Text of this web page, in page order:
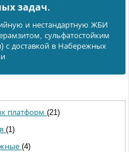
задач.
и нестандартную ЖБИ
сульфатостойким
с доставкой в Набережных
платформ (21)
(1)
(4)